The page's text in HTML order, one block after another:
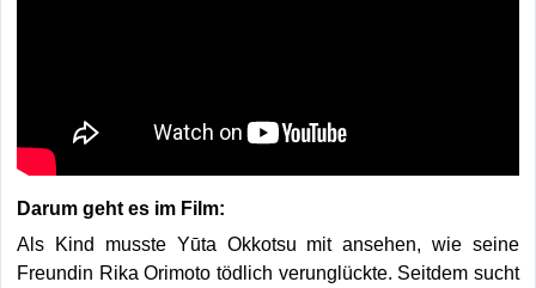
Darum geht es im Film:
Als Kind musste Yūta Okkotsu mit ansehen, wie seine
Freundin Rika Orimoto tödlich verunglückte. Seitdem sucht